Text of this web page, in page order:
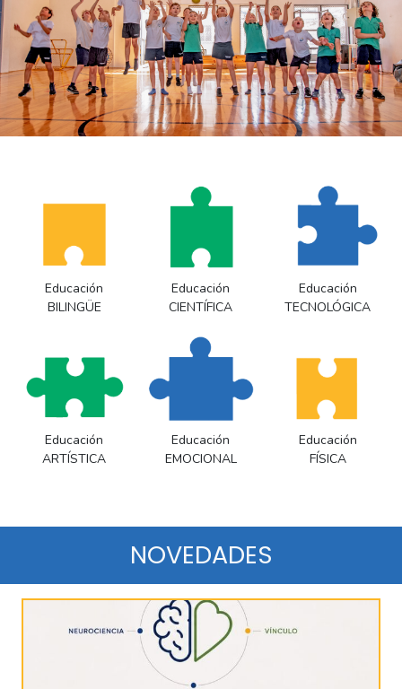
Educación
BILINGÜE
Educación
CIENTÍFICA
Educación
TECNOLÓGICA
Educación
ARTÍSTICA
Educación
EMOCIONAL
Educación
FÍSICA
NOVEDADES